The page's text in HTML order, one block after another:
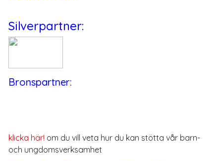
Silverpartner:
Bronspartner:
klicka här! om du vill veta hur du kan stötta vår barn-
och ungdomsverksamhet